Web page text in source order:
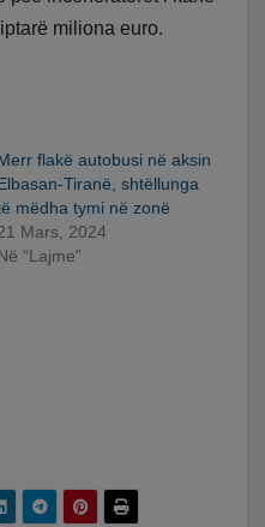
miliona euro.
flakë autobusi në aksin
Tiranë, shtëllunga
mëdha tymi në zonë
Mars, 2024
“Lajme”